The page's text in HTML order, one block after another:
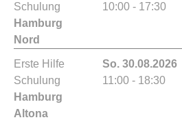
Schulung
Hamburg
Nord
10:00 - 17:30
Erste Hilfe
Schulung
Hamburg
Altona
So. 30.08.2026
11:00 - 18:30